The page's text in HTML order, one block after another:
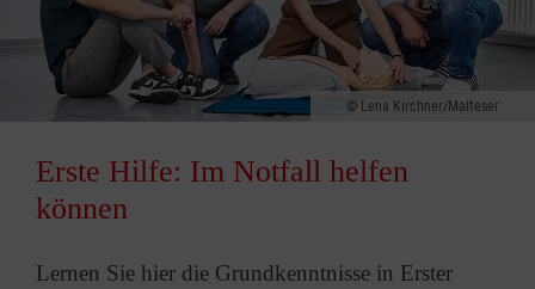
Lena Kirchner/Malteser
Erste Hilfe: Im Notfall helfen
können
Lernen Sie hier die Grundkenntnisse in Erster